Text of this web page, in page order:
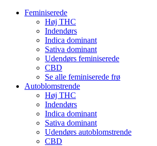
Feminiserede
Høj THC
Indendørs
Indica dominant
Sativa dominant
Udendørs feminiserede
CBD
Se alle feminiserede frø
Autoblomstrende
Høj THC
Indendørs
Indica dominant
Sativa dominant
Udendørs autoblomstrende
CBD